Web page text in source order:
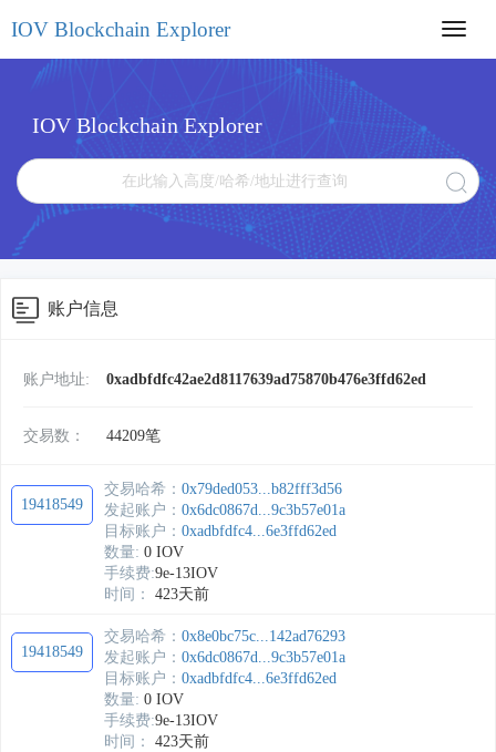
IOV Blockchain Explorer
IOV Blockchain Explorer
账户信息
账户地址: 0xadbfdfc42ae2d8117639ad75870b476e3ffd62ed
交易数： 44209笔
19418549
交易哈希： 0x79ded053...b82fff3d56
发起账户： 0x6dc0867d...9c3b57e01a
目标账户： 0xadbfdfc4...6e3ffd62ed
数量: 0 IOV
手续费:9e-13IOV
时间：
423天前
19418549
交易哈希： 0x8e0bc75c...142ad76293
发起账户： 0x6dc0867d...9c3b57e01a
目标账户： 0xadbfdfc4...6e3ffd62ed
数量: 0 IOV
手续费:9e-13IOV
时间：
423天前